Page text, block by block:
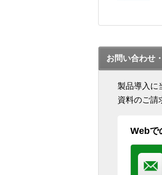
お問い合わせ
製品導入に
資料のご請
Webで